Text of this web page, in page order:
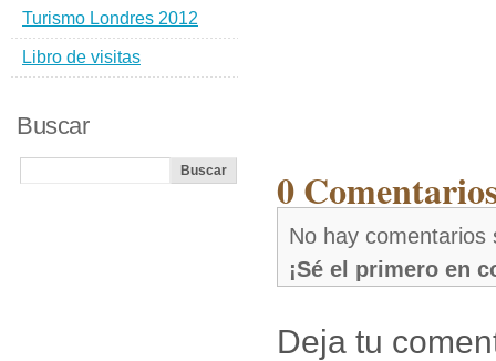
0
No hay comentarios
¡Sé el primero en
Deja tu
Turismo Londres 2012
Libro de visitas
Buscar